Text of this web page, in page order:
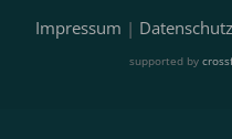
Impressum |
supported by